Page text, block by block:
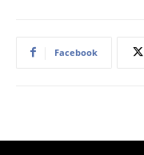
Facebook